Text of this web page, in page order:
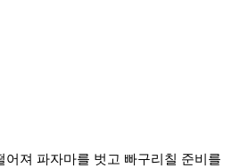
어져 파자마를 벗고 빠구리칠 준비를